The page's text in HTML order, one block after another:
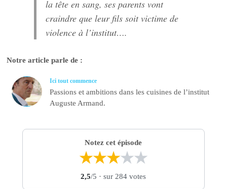
la tête en sang, ses parents vont
craindre que leur fils soit victime de
violence à l’institut….
Notre article parle de :
Ici tout commence
Passions et ambitions dans les cuisines de l’institut
Auguste Armand.
Notez cet épisode
★★★★★
2,5/5 · sur 284 votes